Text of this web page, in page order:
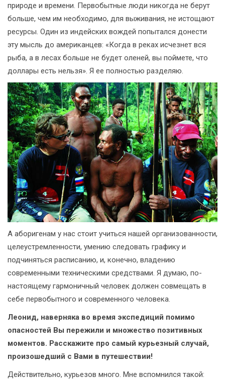
природе и времени. Первобытные люди никогда не берут
больше, чем им необходимо, для выживания, не истощают
ресурсы. Один из индейских вождей попытался донести
эту мысль до американцев: «Когда в реках исчезнет вся
рыба, а в лесах больше не будет оленей, вы поймете, что
доллары есть нельзя». Я ее полностью разделяю.
А аборигенам у нас стоит учиться нашей организованности,
целеустремленности, умению следовать графику и
подчиняться расписанию, и, конечно, владению
современными техническими средствами. Я думаю, по-
настоящему гармоничный человек должен совмещать в
себе первобытного и современного человека.
Леонид, наверняка во время экспедиций помимо
опасностей Вы пережили и множество позитивных
моментов. Расскажите про самый курьезный случай,
произошедший с Вами в путешествии!
Действительно, курьезов много. Мне вспомнился такой: